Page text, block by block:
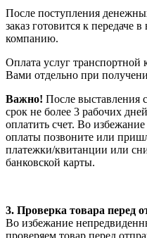
После поступления
заказ готовится к
компанию.
Оплата услуг транспортной
Вами отдельно при
Важно! После выставления
срок не более 3 рабочих
оплатить счет. Во
оплаты позвоните или
платежки/квитанции или
банковской карты.
3. Проверка товара перед
Во избежание
проверяем товар перед